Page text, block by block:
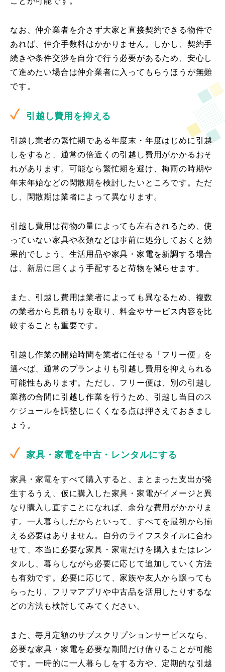
なお、仲介業者を介さず大家と直接契約できる物件で
あれば、仲介手数料はかかりません。しかし、契約手
続きや条件交渉を自分で行う必要があるため、安心し
て進めたい場合は仲介業者に入ってもらうほうが無難
です。
引越し費用を抑える
引越し業者の繁忙期である年度末・年度はじめに引越
しをすると、通常の倍近くの引越し費用がかかるおそ
れがあります。可能なら繁忙期を避け、梅雨の時期や
年末年始などの閑散期を検討したいところです。ただ
し、閑散期は業者によって異なります。
引越し費用は荷物の量によっても左右されるため、使
っていない家具や衣類などは事前に処分しておくと効
果的でしょう。生活用品や家具・家電を新調する場合
は、新居に届くよう手配すると荷物を減らせます。
また、引越し費用は業者によっても異なるため、複数
の業者から見積もりを取り、料金やサービス内容を比
較することも重要です。
引越し作業の開始時間を業者に任せる「フリー便」を
選べば、通常のプランよりも引越し費用を抑えられる
可能性もあります。ただし、フリー便は、別の引越し
業務の合間に引越し作業を行うため、引越し当日のス
ケジュールを調整しにくくなる点は押さえておきまし
ょう。
家具・家電を中古・レンタルにする
家具・家電をすべて購入すると、まとまった支出が発
生するうえ、仮に購入した家具・家電がイメージと異
なり購入し直すことになれば、余分な費用がかかりま
す。一人暮らしだからといって、すべてを最初から揃
える必要はありません。自分のライフスタイルに合わ
せて、本当に必要な家具・家電だけを購入またはレン
タルし、暮らしながら必要に応じて追加していく方法
も有効です。必要に応じて、家族や友人から譲っても
らったり、フリマアプリや中古品を活用したりするな
どの方法も検討してみてください。
また、毎月定額のサブスクリプションサービスなら、
必要な家具・家電を必要な期間だけ借りることが可能
です。一時的に一人暮らしをする方や、定期的な引越